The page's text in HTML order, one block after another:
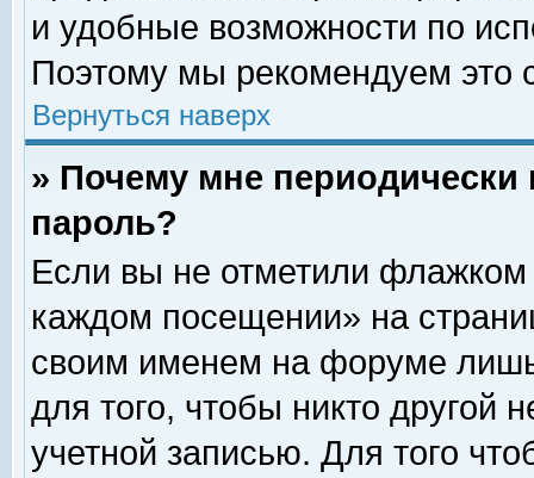
и удобные возможности по
Поэтому мы рекомендуем это
Вернуться наверх
» Почему мне
пароль?
Если вы не отметили флажком
каждом посещении» на
своим именем на форуме
для того, чтобы никто другой
учетной записью. Для того